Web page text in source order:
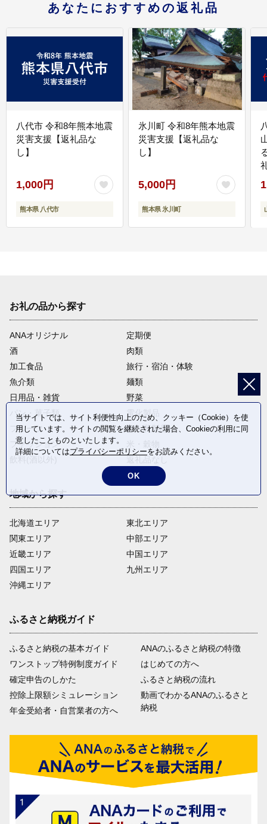
あなたにおすすめの返礼品
八代市 令和8年熊本地震
災害支援【返礼品な
し】
1,000円
熊本県 八代市
氷川町 令和8年熊本地震
災害支援【返礼品な
し】
5,000円
熊本県 氷川町
お礼の品から探す
ANAオリジナル
定期便
酒
肉類
加工食品
旅行・宿泊・体験
魚介類
麺類
日用品・雑貨
野菜
パン・菓子類
電化製品
フルーツ
卵・乳製品
ファッション
地域から探す
北海道エリア
関東エリア
近畿エリア
四国エリア
沖縄エリア
東北エリア
中部エリア
中国エリア
九州エリア
ふるさと納税ガイド
ふるさと納税の基本ガイド
ワンストップ特例制度ガイド
確定申告のしかた
控除上限額シミュレーション
年金受給者・自営業者の方へ
ANAのふるさと納税の特徴
はじめての方へ
ふるさと納税の流れ
動画でわかるANAのふるさと
納税
当サイトでは、サイト利便性向上のため、クッキー（Cookie）を使
用しています。サイトの閲覧を継続された場合、Cookieの利用に同
意したことものといたします。
詳細についてはプライバシーポリシーをお読みください。
OK